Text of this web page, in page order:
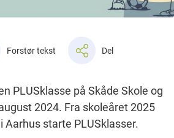
Forstør tekst Del
PLUSklasse på Skåde Skole og
2024. Fra skoleåret 2025
Aarhus starte PLUSklasser.